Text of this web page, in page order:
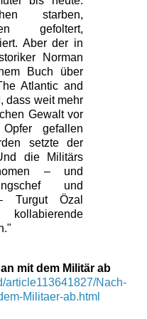
starben,
gefoltert,
Aber der in
Norman
Buch über
Atlantic and
dass weit mehr
Gewalt vor
gefallen
setzte der
die Militärs
– und
und
Turgut Özal
mit dem Militär ab
article113641827/Nach-
Militaer-ab.html